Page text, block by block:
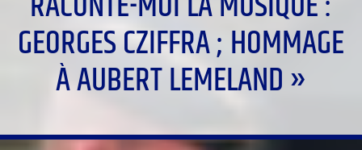
GEORGES CZIFFRA ; HOMMAGE
À AUBERT LEMELAND »